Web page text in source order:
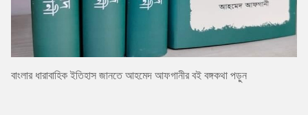
বাংলার ধারাবাহিক ইতিহাস জানতে আহমেদ আফগানীর বই বঙ্গকথা পড়ুন